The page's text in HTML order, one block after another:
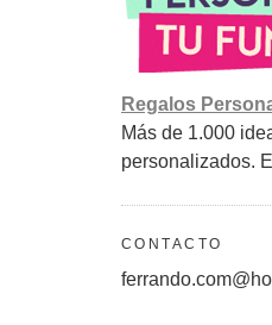
Regalos
Más de 1.000
personalizados.
CONTACTO